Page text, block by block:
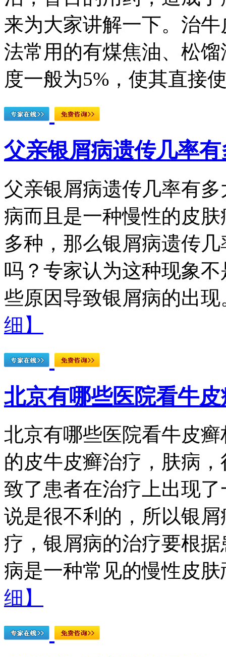
来为大家讲解一下。治
法常用的有煤焦油、松
度一般为5%，使其直接
父亲银屑病遗传几率
父亲银屑病遗传几率有
病而且是一种慢性的皮
多种，那么银屑病遗传
吗？专家认为这种现象
些原因导致银屑病的出
细】
北京有哪些医院看牛
北京有哪些医院看牛皮
的皮牛皮癣治疗，肤病
致了患者在治疗上出现
说是很不利的，所以银
疗，银屑病的治疗要根
病是一种常见的慢性皮
细】